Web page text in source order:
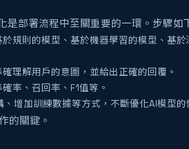
是部署流程中至關重要的一環。步驟如
規則的模型、基於機器學習的模型、基於
理解用戶的意圖，並給出正確的回覆。
率、召回率、F1值等。
增加訓練數據等方式，不斷優化AI模型的
的關鍵。